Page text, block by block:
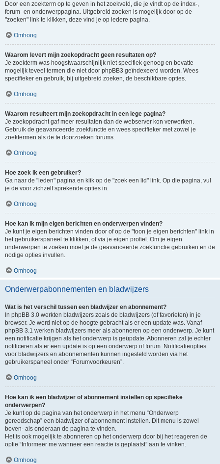
Door een zoekterm op te geven in het zoekveld, die je vindt op de index-,
forum- en onderwerppagina. Uitgebreid zoeken is mogelijk door op de
"zoeken" link te klikken, deze vind je op iedere pagina.
Omhoog
Waarom levert mijn zoekopdracht geen resultaten op?
Je zoekterm was hoogstwaarschijnlijk niet specifiek genoeg en bevatte
mogelijk teveel termen die niet door phpBB3 geïndexeerd worden. Wees
specifieker en gebruik, bij uitgebreid zoeken, de beschikbare opties.
Omhoog
Waarom resulteert mijn zoekopdracht in een lege pagina?
Je zoekopdracht gaf meer resultaten dan de webserver kon verwerken.
Gebruik de geavanceerde zoekfunctie en wees specifieker met zowel je
zoektermen als de te doorzoeken forums.
Omhoog
Hoe zoek ik een gebruiker?
Ga naar de "leden" pagina en klik op de "zoek een lid" link. Op die pagina, vul
je de voor zichzelf sprekende opties in.
Omhoog
Hoe kan ik mijn eigen berichten en onderwerpen vinden?
Je kunt je eigen berichten vinden door of op de "toon je eigen berichten" link in
het gebruikerspaneel te klikken, of via je eigen profiel. Om je eigen
onderwerpen te zoeken moet je de geavanceerde zoekfunctie gebruiken en de
nodige opties invullen.
Omhoog
Onderwerpabonnementen en bladwijzers
Wat is het verschil tussen een bladwijzer en abonnement?
In phpBB 3.0 werkten bladwijzers zoals de bladwijzers (of favorieten) in je
browser. Je werd niet op de hoogte gebracht als er een update was. Vanaf
phpBB 3.1 werken bladwijzers meer als abonneren op een onderwerp. Je kunt
een notificatie krijgen als het onderwerp is geüpdate. Abonneren zal je echter
notificeren als er een update is op een onderwerp of forum. Notificatieopties
voor bladwijzers en abonnementen kunnen ingesteld worden via het
gebruikerspaneel onder “Forumvoorkeuren”.
Omhoog
Hoe kan ik een bladwijzer of abonnement instellen op specifieke
onderwerpen?
Je kunt op de pagina van het onderwerp in het menu “Onderwerp
gereedschap” een bladwijzer of abonnement instellen. Dit menu is zowel
boven- als onderaan de pagina te vinden.
Het is ook mogelijk te abonneren op het onderwerp door bij het reageren de
optie “Informeer me wanneer een reactie is geplaatst” aan te vinken.
Omhoog